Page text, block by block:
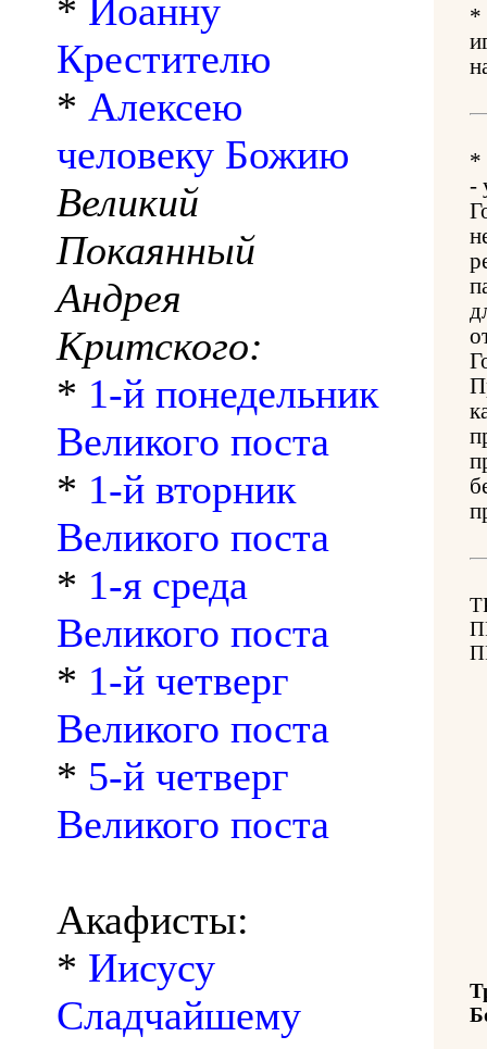
* Иоанну
Крестителю
* Алексею
человеку Божию
Великий
Покаянный
Андрея
Критского:
* 1-й понедельник
Великого поста
* 1-й вторник
Великого поста
* 1-я среда
Великого поста
* 1-й четверг
Великого поста
* 5-й четверг
Великого поста
Акафисты:
* Иисусу
Сладчайшему
*
*
-